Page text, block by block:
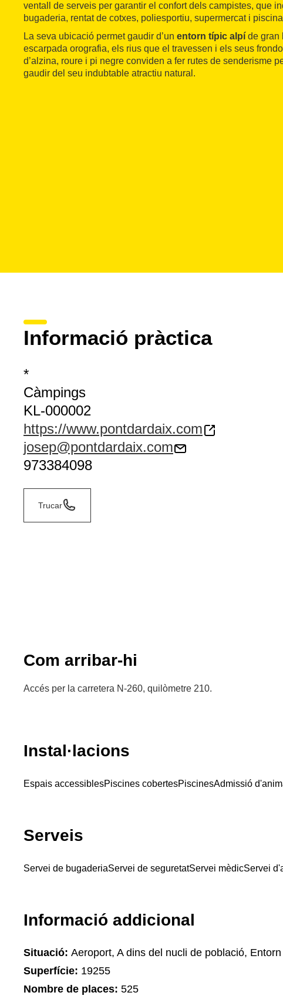
ventall de serveis per garantir el confort dels campistes, que
bugaderia, rentat de cotxes, poliesportiu, supermercat i
La seva ubicació permet gaudir d’un entorn típic alpí de gran
escarpada orografia, els rius que el travessen i els seus
d’alzina, roure i pi negre conviden a fer rutes de senderisme
gaudir del seu indubtable atractiu natural.
Informació pràctica
*
Càmpings
KL-000002
https://www.pontdardaix.com
josep@pontdardaix.com
973384098
Trucar
Com arribar-hi
Accés per la carretera N-260, quilòmetre 210.
Instal·lacions
Espais accessiblesPiscines cobertesPiscinesAdmissió
Serveis
Servei de bugaderiaServei de seguretatServei mèdicServei
Informació addicional
Situació: Aeroport, A dins del nucli de població, Entorn
Superfície: 19255
Nombre de places: 525